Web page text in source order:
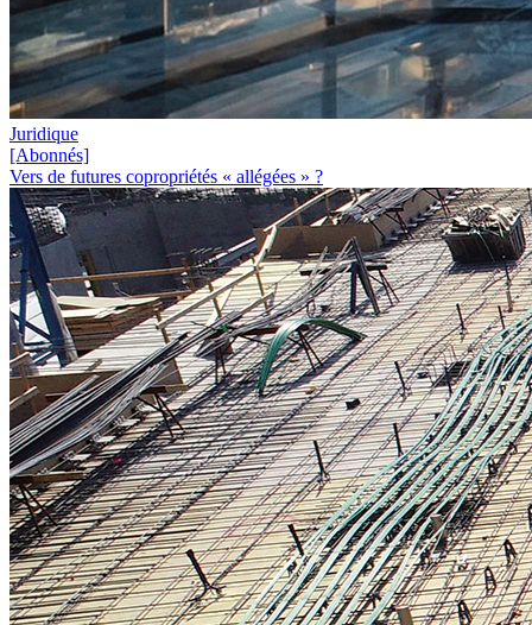
Juridique
[Abonnés]
Vers de futures copropriétés « allégées » ?